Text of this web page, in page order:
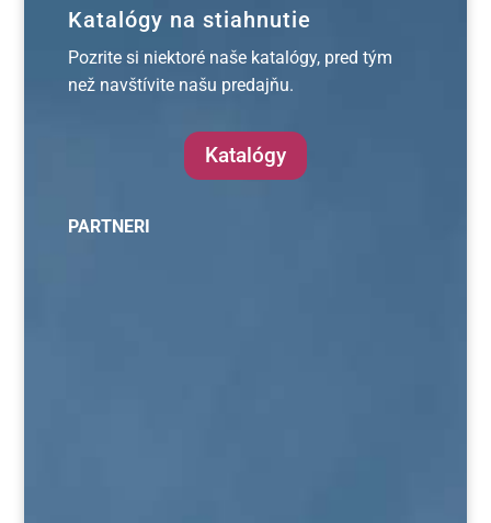
Katalógy na stiahnutie
Pozrite si niektoré naše katalógy, pred tým
než navštívite našu predajňu.
Katalógy
PARTNERI